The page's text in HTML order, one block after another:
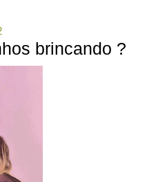
brincando ?